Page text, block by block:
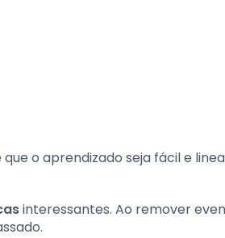
o aprendizado seja fácil e
interessantes. Ao remover